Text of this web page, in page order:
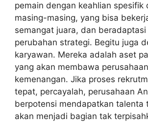
pemain dengan keahlian spesifik
masing-masing, yang bisa
semangat juara, dan
perubahan strategi. Begitu juga
karyawan. Mereka adalah aset
yang akan membawa
kemenangan. Jika proses
tepat, percayalah, perusahaan
berpotensi mendapatkan talenta
akan menjadi bagian tak